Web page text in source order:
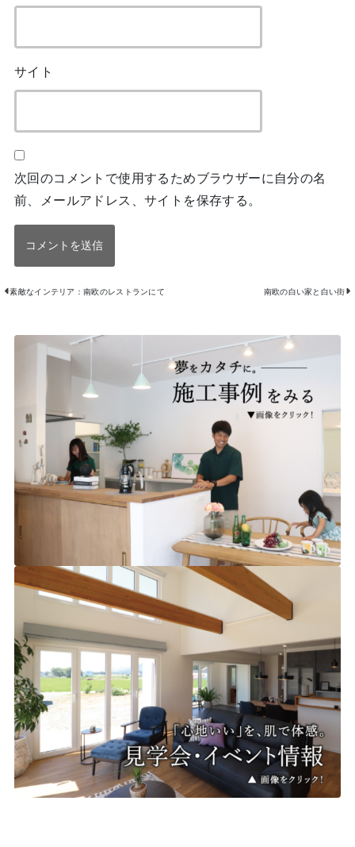
サイト
次回のコメントで使用するためブラウザーに自分の名
前、メールアドレス、サイトを保存する。
素敵なインテリア：南欧のレストランにて 南欧の白い家と白い街